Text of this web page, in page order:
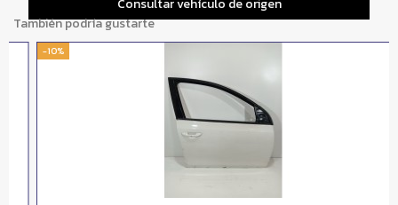
Consultar vehículo de origen
También podría gustarte